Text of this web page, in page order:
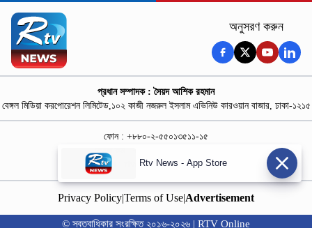
অনুসরণ করুন
প্রধান সম্পাদক : সৈয়দ আশিক রহমান
বেঙ্গল মিডিয়া করপোরেশন লিমিটেড,১০২ কাজী নজরুল ইসলাম এভিনিউ কারওয়ান বাজার, ঢাকা-১২১৫
ফোন : +৮৮০-২-৫৫০১৩৫১১-১৫
বিজ্ঞাপন :
rtvdigitalad@gmail.com
Privacy Policy|Terms of Use|Advertisement
© স্বত্বাধিকার সংরক্ষিত ২০১৬-২০২৬ | RTV Online
Rtv News - App Store